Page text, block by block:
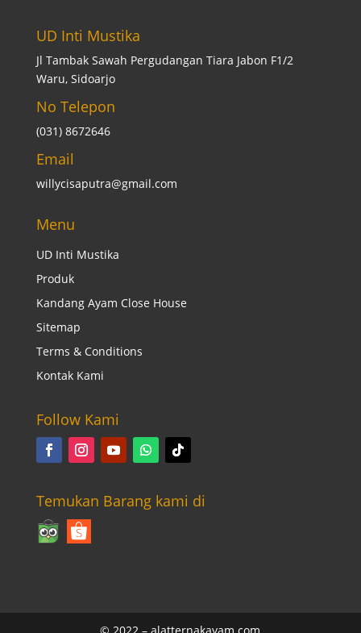
UD Inti Mustika
Jl Tambak Sawah Pergudangan Tiara Jabon F1/2
Waru, Sidoarjo
No Telepon
(031) 8672646
Email
willycisaputra@gmail.com
Menu
UD Inti Mustika
Produk
Kandang Ayam Close House
Sitemap
Terms & Conditions
Kontak Kami
Follow Kami
Temukan Barang kami di